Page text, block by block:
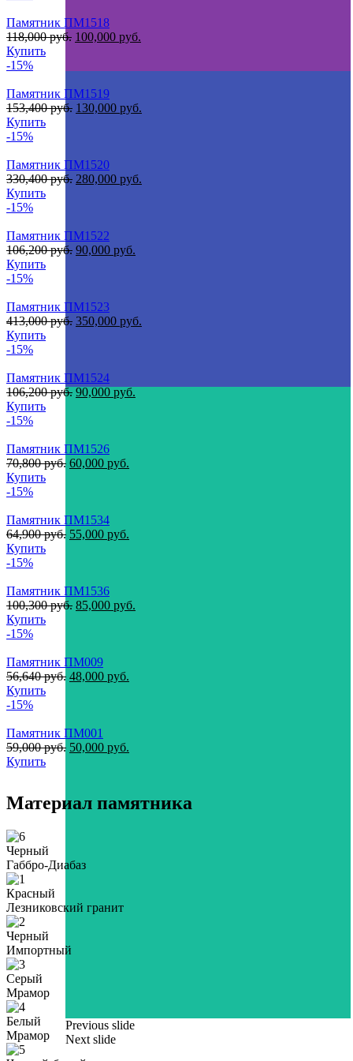
Previous slide
Next slide
Памятник ПМ1518
118,000руб. 100,000 руб.
Купить
-15%
Памятник ПМ1519
153,400руб. 130,000 руб.
Купить
-15%
Памятник ПМ1520
330,400руб. 280,000 руб.
Купить
-15%
Памятник ПМ1522
106,200руб. 90,000 руб.
Купить
-15%
Памятник ПМ1523
413,000руб. 350,000 руб.
Купить
-15%
Памятник ПМ1524
106,200руб. 90,000 руб.
Купить
-15%
Памятник ПМ1526
70,800руб. 60,000 руб.
Купить
-15%
Памятник ПМ1534
64,900руб. 55,000 руб.
Купить
-15%
Памятник ПМ1536
100,300руб. 85,000 руб.
Купить
-15%
Памятник ПМ009
56,640руб. 48,000 руб.
Купить
-15%
Памятник ПМ001
59,000руб. 50,000 руб.
Купить
Материал памятника
Черный
Габбро-Диабаз
Красный
Лезниковский гранит
Черный
Импортный
Серый
Мрамор
Белый
Мрамор